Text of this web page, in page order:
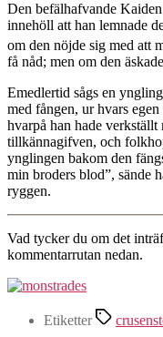
Den befälhafvande
innehöll att han lemnade
om den nöjde sig med att
få nåd; men om den
Emedlertid sågs en
med fången, ur hvars
hvarpå han hade
tillkännagifven, och
ynglingen bakom den
min broders blod”, sände
ryggen.
Vad tycker du om det
kommentarrutan nedan.
Etiketter